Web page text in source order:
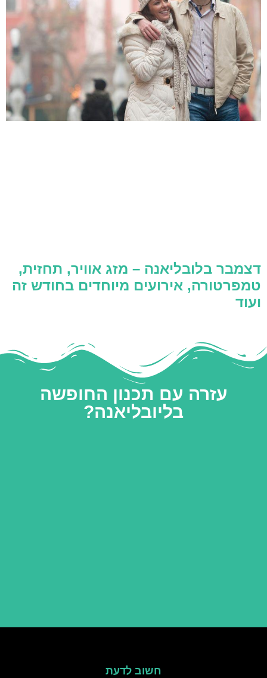
דצמבר בלובליאנה – מזג אוויר, תחזית,
טמפרטורה, אירועים מיוחדים בחודש זה
ועוד
עזרה עם תכנון החופשה
בליובליאנה?
חשוב לדעת